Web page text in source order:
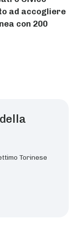
ad accogliere
con 200
Torinese